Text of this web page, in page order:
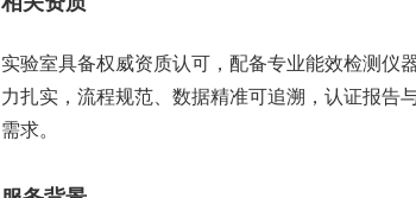
实验室具备权威资质认可，配备专业能效检测仪
力扎实，流程规范、数据精准可追溯，认证报告
需求。